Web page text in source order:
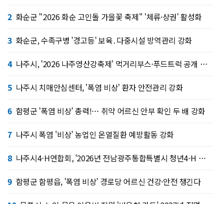
2 화순군 "2026 화순 고인돌 가을꽃 축제" '체류·상권' 활성화
3 화순군, 수족구병 '경고등' 보육․다중시설 방역관리 강화
4 나주시, '2026 나주영산강축제' 먹거리부스·푸드트럭 공개 모집 "주인공 찾는다"
5 나주시 치매안심센터, '폭염 비상' 환자 안전관리 강화
6 함평군 '폭염 비상' 총력!… 취약 어르신 안부 확인 두 배 강화
7 나주시 폭염 '비상' 농업인 온열질환 예방활동 강화
8 나주시4-H연합회, '2026년 전남광주통합특별시 청년4-H 과제경진대회' 종합우승
9 함평군 함평읍, '폭염 비상' 경로당 어르신 건강·안전 챙긴다